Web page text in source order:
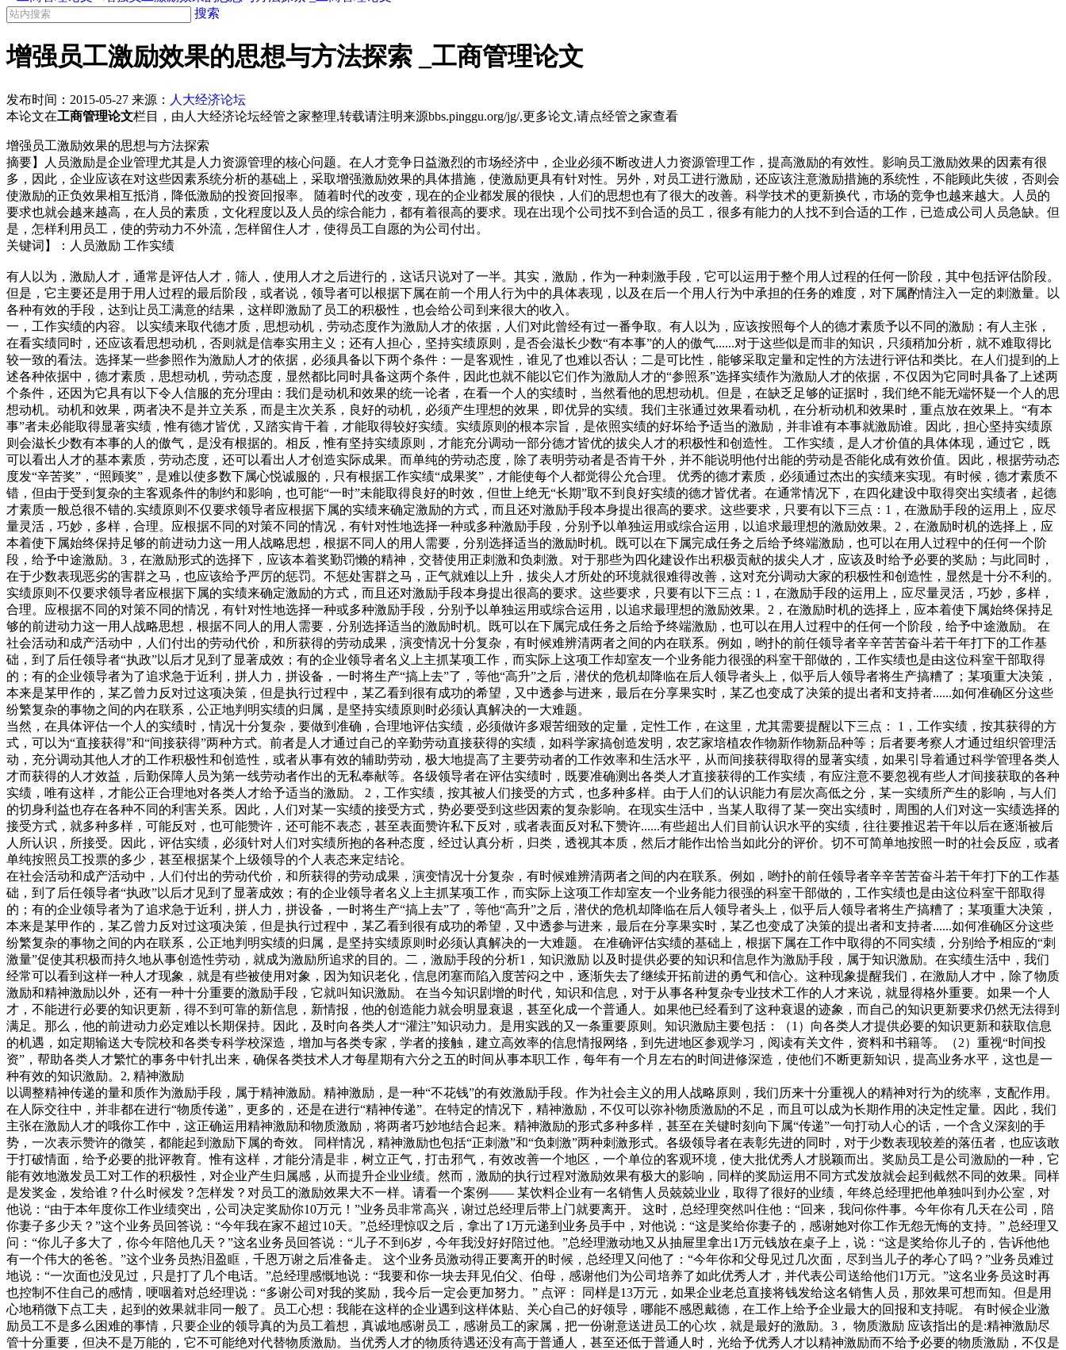
搜索
增强员工激励效果的思想与方法探索 _工商管理论文
发布时间： 2015-05-27 来源： 人大经济论坛
本论文在工商管理论文栏目，由人大经济论坛经管之家整理,转载请注明来源bbs.pinggu.org/jg/,更多论文,请点经管之家查看
增强员工激励效果的思想与方法探索
摘要】人员激励是企业管理尤其是人力资源管理的核心问题。在人才竞争日益激烈的市场经济中，企业必须不断改进人力资源管理工作，提高激励的有效性。影响员工激励效果的因素有很
多，因此，企业应该在对这些因素系统分析的基础上，采取增强激励效果的具体措施，使激励更具有针对性。另外，对员工进行激励，还应该注意激励措施的系统性，不能顾此失彼，否则会
使激励的正负效果相互抵消，降低激励的投资回报率。 随着时代的改变，现在的企业都发展的很快，人们的思想也有了很大的改善。科学技术的更新换代，市场的竞争也越来越大。人员的
要求也就会越来越高，在人员的素质，文化程度以及人员的综合能力，都有着很高的要求。现在出现个公司找不到合适的员工，很多有能力的人找不到合适的工作，已造成公司人员急缺。但
是，怎样利用员工，使的劳动力不外流，怎样留住人才，使得员工自愿的为公司付出。
关键词】：人员激励 工作实绩
有人以为，激励人才，通常是评估人才，筛人，使用人才之后进行的，这话只说对了一半。其实，激励，作为一种刺激手段，它可以运用于整个用人过程的任何一阶段，其中包括评估阶段。
但是，它主要还是用于用人过程的最后阶段，或者说，领导者可以根据下属在前一个用人行为中的具体表现，以及在后一个用人行为中承担的任务的难度，对下属酌情注入一定的刺激量。以
各种有效的手段，达到让员工满意的结果，这样即激励了员工的积极性，也会给公司到来很大的收入。
一，工作实绩的内容。 以实绩来取代德才质，思想动机，劳动态度作为激励人才的依据，人们对此曾经有过一番争取。有人以为，应该按照每个人的德才素质予以不同的激励；有人主张，
在看实绩同时，还应该看思想动机，否则就是信奉实用主义；还有人担心，坚持实绩原则，是否会滋长少数“有本事”的人的傲气......对于这些似是而非的知识，只须稍加分析，就不难取得比
较一致的看法。选择某一些参照作为激励人才的依据，必须具备以下两个条件：一是客观性，谁见了也难以否认；二是可比性，能够采取定量和定性的方法进行评估和类比。在人们提到的上
述各种依据中，德才素质，思想动机，劳动态度，显然都比同时具备这两个条件，因此也就不能以它们作为激励人才的“参照系”选择实绩作为激励人才的依据，不仅因为它同时具备了上述两
个条件，还因为它具有以下令人信服的充分理由：我们是动机和效果的统一论者，在看一个人的实绩时，当然看他的思想动机。但是，在缺乏足够的证据时，我们绝不能无端怀疑一个人的思
想动机。动机和效果，两者决不是并立关系，而是主次关系，良好的动机，必须产生理想的效果，即优异的实绩。我们主张通过效果看动机，在分析动机和效果时，重点放在效果上。“有本
事”者未必能取得显著实绩，惟有德才皆优，又踏实肯干着，才能取得较好实绩。实绩原则的根本宗旨，是依照实绩的好坏给予适当的激励，并非谁有本事就激励谁。因此，担心坚持实绩原
则会滋长少数有本事的人的傲气，是没有根据的。相反，惟有坚持实绩原则，才能充分调动一部分德才皆优的拔尖人才的积极性和创造性。 工作实绩，是人才价值的具体体现，通过它，既
可以看出人才的基本素质，劳动态度，还可以看出人才创造实际成果。而单纯的劳动态度，除了表明劳动者是否肯干外，并不能说明他付出能的劳动是否能化成有效价值。因此，根据劳动态
度发“辛苦奖”，“照顾奖”，是难以使多数下属心悦诚服的，只有根据工作实绩“成果奖”，才能使每个人都觉得公允合理。 优秀的德才素质，必须通过杰出的实绩来实现。有时候，德才素质不
错，但由于受到复杂的主客观条件的制约和影响，也可能“一时”未能取得良好的时效，但世上绝无“长期”取不到良好实绩的德才皆优者。在通常情况下，在四化建设中取得突出实绩者，起德
才素质一般总很不错的.实绩原则不仅要求领导者应根据下属的实绩来确定激励的方式，而且还对激励手段本身提出很高的要求。这些要求，只要有以下三点：1，在激励手段的运用上，应尽
量灵活，巧妙，多样，合理。应根据不同的对策不同的情况，有针对性地选择一种或多种激励手段，分别予以单独运用或综合运用，以追求最理想的激励效果。2，在激励时机的选择上，应
本着使下属始终保持足够的前进动力这一用人战略思想，根据不同人的用人需要，分别选择适当的激励时机。既可以在下属完成任务之后给予终端激励，也可以在用人过程中的任何一个阶
段，给予中途激励。3，在激励形式的选择下，应该本着奖勤罚懒的精神，交替使用正刺激和负刺激。对于那些为四化建设作出积极贡献的拔尖人才，应该及时给予必要的奖励；与此同时，
在于少数表现恶劣的害群之马，也应该给予严厉的惩罚。不惩处害群之马，正气就难以上升，拔尖人才所处的环境就很难得改善，这对充分调动大家的积极性和创造性，显然是十分不利的。
实绩原则不仅要求领导者应根据下属的实绩来确定激励的方式，而且还对激励手段本身提出很高的要求。这些要求，只要有以下三点：1，在激励手段的运用上，应尽量灵活，巧妙，多样，
合理。应根据不同的对策不同的情况，有针对性地选择一种或多种激励手段，分别予以单独运用或综合运用，以追求最理想的激励效果。2，在激励时机的选择上，应本着使下属始终保持足
够的前进动力这一用人战略思想，根据不同人的用人需要，分别选择适当的激励时机。既可以在下属完成任务之后给予终端激励，也可以在用人过程中的任何一个阶段，给予中途激励。 在
社会活动和成产活动中，人们付出的劳动代价，和所获得的劳动成果，演变情况十分复杂，有时候难辨清两者之间的内在联系。例如，哟扑的前任领导者辛辛苦苦奋斗若干年打下的工作基
础，到了后任领导者“执政”以后才见到了显著成效；有的企业领导者名义上主抓某项工作，而实际上这项工作却室友一个业务能力很强的科室干部做的，工作实绩也是由这位科室干部取得
的；有的企业领导者为了追求急于近利，拼人力，拼设备，一时将生产“搞上去”了，等他“高升”之后，潜伏的危机却降临在后人领导者头上，似乎后人领导者将生产搞糟了；某项重大决策，
本来是某甲作的，某乙曾力反对过这项决策，但是执行过程中，某乙看到很有成功的希望，又中透参与进来，最后在分享果实时，某乙也变成了决策的提出者和支持者......如何准确区分这些
纷繁复杂的事物之间的内在联系，公正地判明实绩的归属，是坚持实绩原则时必须认真解决的一大难题。
当然，在具体评估一个人的实绩时，情况十分复杂，要做到准确，合理地评估实绩，必须做许多艰苦细致的定量，定性工作，在这里，尤其需要提醒以下三点： 1，工作实绩，按其获得的方
式，可以为“直接获得”和“间接获得”两种方式。前者是人才通过自己的辛勤劳动直接获得的实绩，如科学家搞创造发明，农艺家培植农作物新作物新品种等；后者要考察人才通过组织管理活
动，充分调动其他人才的工作积极性和创造性，或者从事有效的辅助劳动，极大地提高了主要劳动者的工作效率和生活水平，从而间接获得取得的显著实绩，如果引导着通过科学管理各类人
才而获得的人才效益，后勤保障人员为第一线劳动者作出的无私奉献等。各级领导者在评估实绩时，既要准确测出各类人才直接获得的工作实绩，有应注意不要忽视有些人才间接获取的各种
实绩，唯有这样，才能公正合理地对各类人才给予适当的激励。 2，工作实绩，按其被人们接受的方式，也多种多样。由于人们的认识能力有层次高低之分，某一实绩所产生的影响，与人们
的切身利益也存在各种不同的利害关系。因此，人们对某一实绩的接受方式，势必要受到这些因素的复杂影响。在现实生活中，当某人取得了某一突出实绩时，周围的人们对这一实绩选择的
接受方式，就多种多样，可能反对，也可能赞许，还可能不表态，甚至表面赞许私下反对，或者表面反对私下赞许......有些超出人们目前认识水平的实绩，往往要推迟若干年以后在逐渐被后
人所认识，所接受。因此，评估实绩，必须针对人们对实绩所抱的各种态度，经过认真分析，归类，透视其本质，然后才能作出恰当如此分的评价。切不可简单地按照一时的社会反应，或者
单纯按照员工投票的多少，甚至根据某个上级领导的个人表态来定结论。
在社会活动和成产活动中，人们付出的劳动代价，和所获得的劳动成果，演变情况十分复杂，有时候难辨清两者之间的内在联系。例如，哟扑的前任领导者辛辛苦苦奋斗若干年打下的工作基
础，到了后任领导者“执政”以后才见到了显著成效；有的企业领导者名义上主抓某项工作，而实际上这项工作却室友一个业务能力很强的科室干部做的，工作实绩也是由这位科室干部取得
的；有的企业领导者为了追求急于近利，拼人力，拼设备，一时将生产“搞上去”了，等他“高升”之后，潜伏的危机却降临在后人领导者头上，似乎后人领导者将生产搞糟了；某项重大决策，
本来是某甲作的，某乙曾力反对过这项决策，但是执行过程中，某乙看到很有成功的希望，又中透参与进来，最后在分享果实时，某乙也变成了决策的提出者和支持者......如何准确区分这些
纷繁复杂的事物之间的内在联系，公正地判明实绩的归属，是坚持实绩原则时必须认真解决的一大难题。 在准确评估实绩的基础上，根据下属在工作中取得的不同实绩，分别给予相应的“刺
激量”促使其积极而持久地从事创造性劳动，就成为激励所追求的目的。二，激励手段的分析1，知识激励 以及时提供必要的知识和信息作为激励手段，属于知识激励。在实绩生活中，我们
经常可以看到这样一种人才现象，就是有些被使用对象，因为知识老化，信息闭塞而陷入度苦闷之中，逐渐失去了继续开拓前进的勇气和信心。这种现象提醒我们，在激励人才中，除了物质
激励和精神激励以外，还有一种十分重要的激励手段，它就叫知识激励。 在当今知识剧增的时代，知识和信息，对于从事各种复杂专业技术工作的人才来说，就显得格外重要。如果一个人
才，不能进行必要的知识更新，得不到可靠的新信息，新情报，他的创造能力就会明显衰退，甚至化成一个普通人。如果他已经看到了这种衰退的迹象，而自己的知识更新要求仍然无法得到
满足。那么，他的前进动力必定难以长期保持。因此，及时向各类人才“灌注”知识动力。是用实践的又一条重要原则。知识激励主要包括：（1）向各类人才提供必要的知识更新和获取信息
的机遇，如定期输送大专院校和各类专科学校深造，增加与各类专家，学者的接触，建立高效率的信息情报网络，到先进地区参观学习，阅读有关文件，资料和书籍等。（2）重视“时间投
资”，帮助各类人才繁忙的事务中针扎出来，确保各类技术人才每星期有六分之五的时间从事本职工作，每年有一个月左右的时间进修深造，使他们不断更新知识，提高业务水平，这也是一
种有效的知识激励。2, 精神激励
以调整精神传递的量和质作为激励手段，属于精神激励。精神激励，是一种“不花钱”的有效激励手段。作为社会主义的用人战略原则，我们历来十分重视人的精神对行为的统率，支配作用。
在人际交往中，并非都在进行“物质传递”，更多的，还是在进行“精神传递”。在特定的情况下，精神激励，不仅可以弥补物质激励的不足，而且可以成为长期作用的决定性定量。因此，我们
主张在激励人才的哦你工作中，这正确运用精神激励和物质激励，将两者巧妙地结合起来。精神激励的形式多种多样，甚至在关键时刻向下属“传递”一句打动人心的话，一个含义深刻的手
势，一次表示赞许的微笑，都能起到激励下属的奇效。 同样情况，精神激励也包括“正刺激”和“负刺激”两种刺激形式。各级领导者在表彰先进的同时，对于少数表现较差的落伍者，也应该敢
于打破情面，给予必要的批评教育。惟有这样，才能分清是非，树立正气，打击邪气，有效改善一个地区，一个单位的客观环境，使大批优秀人才脱颖而出。奖励员工是公司激励的一种，它
能有效地激发员工对工作的积极性，对企业产生归属感，从而提升企业业绩。然而，激励的执行过程对激励效果有极大的影响，同样的奖励运用不同方式发放就会起到截然不同的效果。同样
是发奖金，发给谁？什么时候发？怎样发？对员工的激励效果大不一样。请看一个案例—— 某饮料企业有一名销售人员兢兢业业，取得了很好的业绩，年终总经理把他单独叫到办公室，对
他说：“由于本年度你工作业绩突出，公司决定奖励你10万元！”业务员非常高兴，谢过总经理后带上门就要离开。 这时，总经理突然叫住他：“回来，我问你件事。今年你有几天在公司，陪
你妻子多少天？”这个业务员回答说：“今年我在家不超过10天。”总经理惊叹之后，拿出了1万元递到业务员手中，对他说：“这是奖给你妻子的，感谢她对你工作无怨无悔的支持。” 总经理又
问：“你儿子多大了，你今年陪他几天？”这名业务员回答说：“儿子不到6岁，今年我没好好陪过他。”总经理激动地又从抽屉里拿出1万元钱放在桌子上，说：“这是奖给你儿子的，告诉他他
有一个伟大的爸爸。”这个业务员热泪盈眶，千恩万谢之后准备走。 这个业务员激动得正要离开的时候，总经理又问他了：“今年你和父母见过几次面，尽到当儿子的孝心了吗？”业务员难过
地说：“一次面也没见过，只是打了几个电话。”总经理感慨地说：“我要和你一块去拜见伯父、伯母，感谢他们为公司培养了如此优秀人才，并代表公司送给他们1万元。”这名业务员这时再
也控制不住自己的感情，哽咽着对总经理说：“多谢公司对我的奖励，我今后一定会更加努力。” 点评： 同样是13万元，如果企业老总直接将钱发给这名销售人员，那效果可想而知。但是用
心地稍微下点工夫，起到的效果就非同一般了。员工心想：我能在这样的企业遇到这样体贴、关心自己的好领导，哪能不感恩戴德，在工作上给予企业最大的回报和支持呢。 有时候企业激
励员工不是多么困难的事情，只要企业的领导真的为员工着想，真诚地感谢员工，感谢员工的家属，把一份谢意送进员工的心坎，就是最好的激励。3， 物质激励 应该指出的是:精神激励尽
管十分重要，但决不是万能的，它不可能绝对代替物质激励。当优秀人才的物质待遇还没有高于普通人，甚至还低于普通人时，光给予优秀人才以精神激励而不给予必要的物质激励，不仅是
加入经管之家，拥有更多权限。
确定 取消